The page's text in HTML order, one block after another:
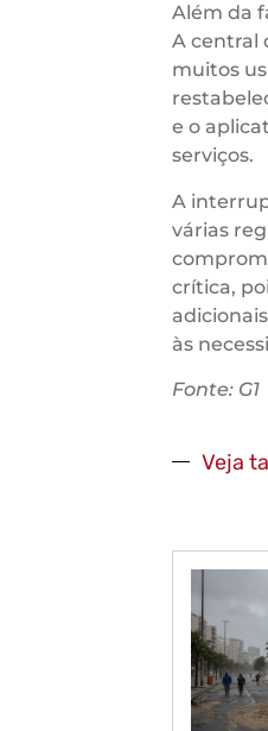
Além da
A central
muitos
e o
serviços.
A
várias
crítica,
às
Fonte: G1
Veja